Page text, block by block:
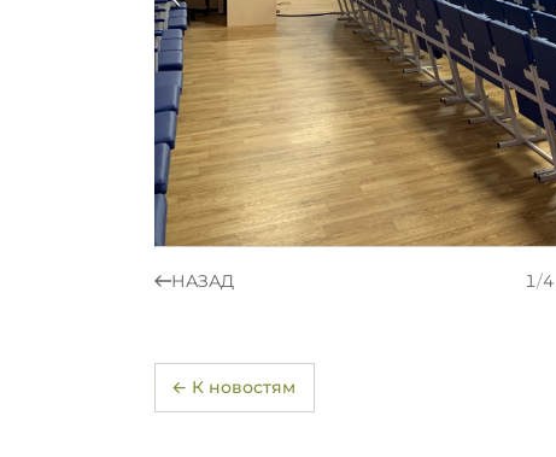
НАЗАД 1/4
← К новостям